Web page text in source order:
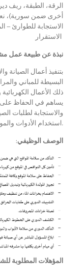
الرقة، الطبقة، ريف
أخرى ضمن سورية)،
الاستجابة للطوارئ –
:نبذة عن طبيعة عمل
البسيطة للمباني
ذلك الأعمال
يساهم في الحفاظ
والاستجابة لطلبات
استخدام الأدوات والمواد بشكل آمن وفعال.
:الوصف الوظيفي
المؤهلات المطلوبة